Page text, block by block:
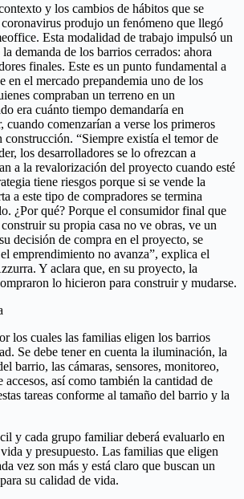
y los cambios de hábitos que se
produjo un fenómeno que llegó
Esta modalidad de trabajo impulsó un
demanda de los barrios cerrados: ahora
finales. Este es un punto fundamental a
en el mercado prepandemia uno de los
compraban un terreno en un
era cuánto tiempo demandaría en
cuando comenzarían a verse los primeros
construcción. “Siempre existía el temor de
los desarrolladores se lo ofrezcan a
a la revalorización del proyecto cuando esté
tiene riesgos porque si se vende la
a este tipo de compradores se termina
¿Por qué? Porque el consumidor final que
su propia casa no ve obras, ve un
decisión de compra en el proyecto, se
emprendimiento no avanza”, explica el
Y aclara que, en su proyecto, la
lo hicieron para construir y mudarse.
los cuales las familias eligen los barrios
Se debe tener en cuenta la iluminación, la
barrio, las cámaras, sensores, monitoreo,
así como también la cantidad de
tareas conforme al tamaño del barrio y la
y cada grupo familiar deberá evaluarlo en
y presupuesto. Las familias que eligen
vez son más y está claro que buscan un
su calidad de vida.